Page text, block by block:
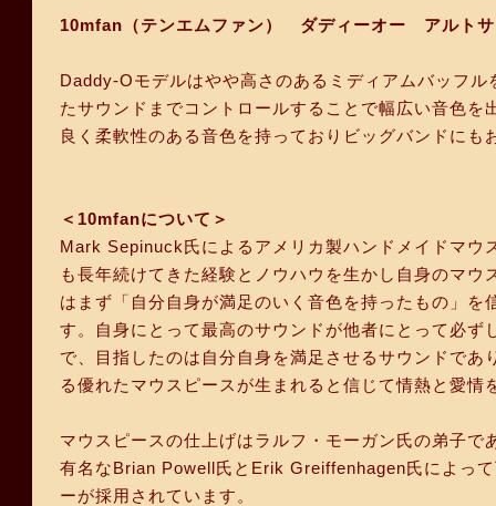
10mfan（テンエムファン） ダディーオー アルト
Daddy-Oモデルはやや高さのあるミディアムバッフ
たサウンドまでコントロールすることで幅広い音色
良く柔軟性のある音色を持っておりビッグバンドにも
＜10mfanについて＞
Mark Sepinuck氏によるアメリカ製ハンドメイドマウ
も長年続けてきた経験とノウハウを生かし自身のマ
はまず「自分自身が満足のいく音色を持ったもの」
す。自身にとって最高のサウンドが他者にとって必
で、目指したのは自分自身を満足させるサウンドで
る優れたマウスピースが生まれると信じて情熱と愛情
マウスピースの仕上げはラルフ・モーガン氏の弟子
有名なBrian Powell氏とErik Greiffenhagen氏によっ
ーが採用されています。